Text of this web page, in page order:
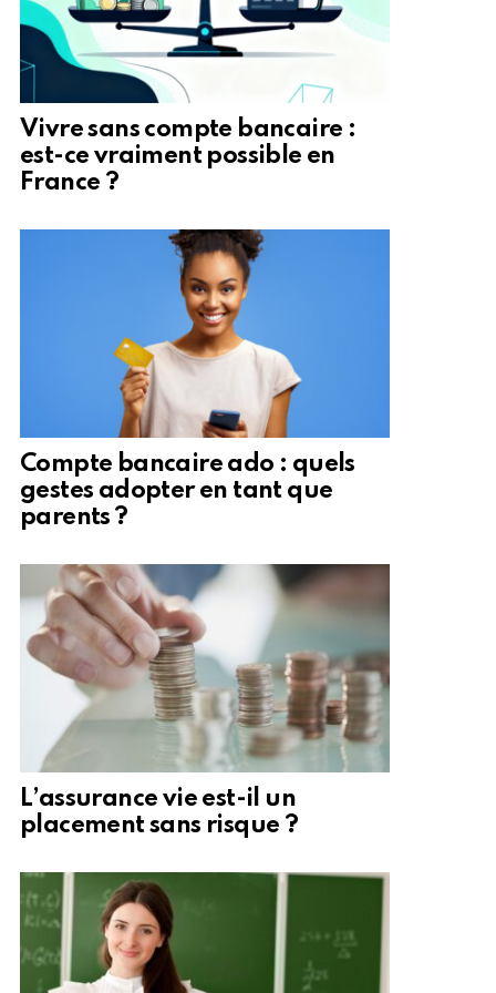
Vivre sans compte bancaire :
est-ce vraiment possible en
France ?
Compte bancaire ado : quels
gestes adopter en tant que
parents ?
L’assurance vie est-il un
placement sans risque ?